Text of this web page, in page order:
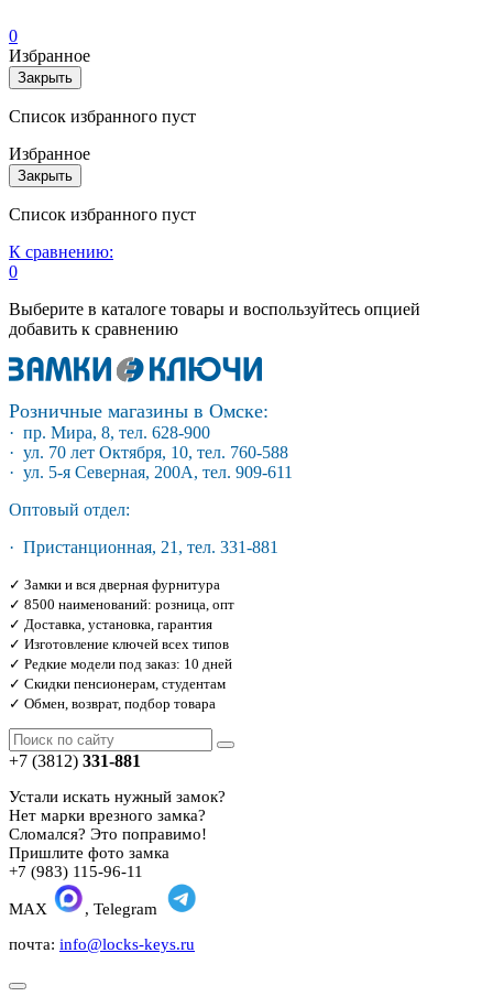
0
Избранное
Закрыть
Список избранного пуст
Избранное
Закрыть
Список избранного пуст
К сравнению:
0
Выберите в каталоге товары и воспользуйтесь опцией
добавить к сравнению
Розничные магазины в Омске:
· пр. Мира, 8, тел. 628-900
· ул. 70 лет Октября, 10, тел. 760-588
· ул. 5-я Северная, 200А, тел. 909-611
Оптовый отдел:
· Пристанционная, 21, тел. 331-881
✓ Замки и вся дверная фурнитура
✓ 8500 наименований: розница, опт
✓ Доставка, установка, гарантия
✓ Изготовление ключей всех типов
✓ Редкие модели под заказ: 10 дней
✓ Скидки пенсионерам, студентам
✓ Обмен, возврат, подбор товара
+7 (3812) 331-881
Устали искать нужный замок?
Нет марки врезного замка?
Сломался? Это поправимо!
Пришлите фото замка
+7 (983) 115-96-11
MAX
, Telegram
почта: info@locks-keys.ru